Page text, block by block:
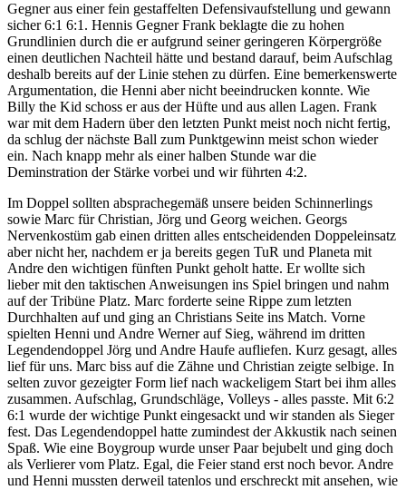
Gegner aus einer fein gestaffelten Defensivaufstellung und gewann
sicher 6:1 6:1. Hennis Gegner Frank beklagte die zu hohen
Grundlinien durch die er aufgrund seiner geringeren Körpergröße
einen deutlichen Nachteil hätte und bestand darauf, beim Aufschlag
deshalb bereits auf der Linie stehen zu dürfen. Eine bemerkenswerte
Argumentation, die Henni aber nicht beeindrucken konnte. Wie
Billy the Kid schoss er aus der Hüfte und aus allen Lagen. Frank
war mit dem Hadern über den letzten Punkt meist noch nicht fertig,
da schlug der nächste Ball zum Punktgewinn meist schon wieder
ein. Nach knapp mehr als einer halben Stunde war die
Deminstration der Stärke vorbei und wir führten 4:2.
Im Doppel sollten absprachegemäß unsere beiden Schinnerlings
sowie Marc für Christian, Jörg und Georg weichen. Georgs
Nervenkostüm gab einen dritten alles entscheidenden Doppeleinsatz
aber nicht her, nachdem er ja bereits gegen TuR und Planeta mit
Andre den wichtigen fünften Punkt geholt hatte. Er wollte sich
lieber mit den taktischen Anweisungen ins Spiel bringen und nahm
auf der Tribüne Platz. Marc forderte seine Rippe zum letzten
Durchhalten auf und ging an Christians Seite ins Match. Vorne
spielten Henni und Andre Werner auf Sieg, während im dritten
Legendendoppel Jörg und Andre Haufe aufliefen. Kurz gesagt, alles
lief für uns. Marc biss auf die Zähne und Christian zeigte selbige. In
selten zuvor gezeigter Form lief nach wackeligem Start bei ihm alles
zusammen. Aufschlag, Grundschläge, Volleys - alles passte. Mit 6:2
6:1 wurde der wichtige Punkt eingesackt und wir standen als Sieger
fest. Das Legendendoppel hatte zumindest der Akkustik nach seinen
Spaß. Wie eine Boygroup wurde unser Paar bejubelt und ging doch
als Verlierer vom Platz. Egal, die Feier stand erst noch bevor. Andre
und Henni mussten derweil tatenlos und erschreckt mit ansehen, wie